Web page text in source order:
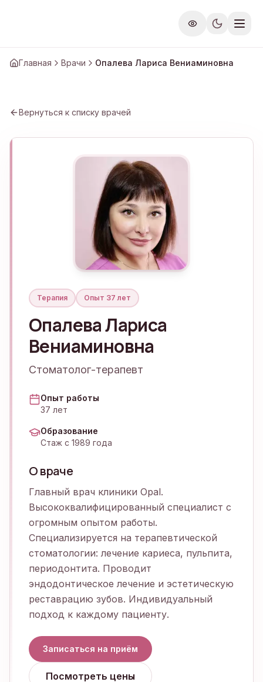
Главная Врачи Опалева Лариса Вениаминовна
Вернуться к списку врачей
Терапия Опыт 37 лет
Опалева Лариса
Вениаминовна
Стоматолог-терапевт
Опыт работы
37 лет
Образование
Стаж с 1989 года
О враче
Главный врач клиники Opal.
Высококвалифицированный специалист с
огромным опытом работы.
Специализируется на терапевтической
стоматологии: лечение кариеса, пульпита,
периодонтита. Проводит
эндодонтическое лечение и эстетическую
реставрацию зубов. Индивидуальный
подход к каждому пациенту.
Записаться на приём
Посмотреть цены